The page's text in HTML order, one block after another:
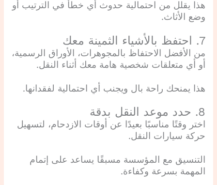
هذا يقلل من احتمالية حدوث أي خطأ في الترتيب أو
وضع الأثاث.
7. احتفظ بالأشياء الثمينة معك
من الأفضل الاحتفاظ بالمجوهرات، الأوراق الرسمية،
أو أي متعلقات شخصية هامة معك أثناء النقل.
هذا يمنحك راحة بال ويجنب أي احتمالية لفقدانها.
8. حدد موعد النقل بدقة
اختر وقتًا مناسبًا بعيدًا عن أوقات الازدحام، لتسهيل
حركة سيارات النقل.
التنسيق مع المؤسسة مسبقًا يساعد على إتمام
المهمة بسرعة وكفاءة.